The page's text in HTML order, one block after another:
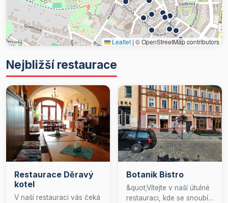
Leaflet | © OpenStreetMap contributors
Nejbližší restaurace
Restaurace Děravý
kotel
V naší restauraci vás čeká
Botanik Bistro
&quot;Vítejte v naší útulné
restauraci, kde se snoubí